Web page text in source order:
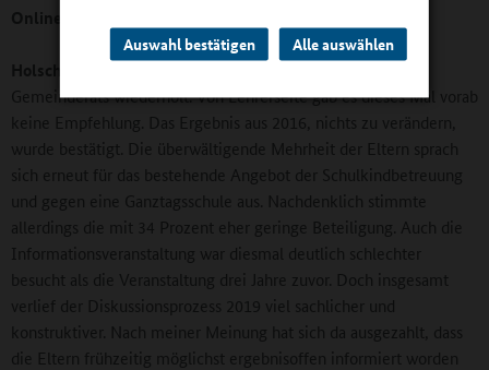
Auswahl bestätigen Alle auswählen
Online-Redaktion:
Holschuh:
2019 wurde die Umfrage auf Wunsch des
Gemeinderats wiederholt. Von Lehrerseite gab es dieses Mal vorab
keine Empfehlung. Das Ergebnis aus 2016, nichts zu verändern,
wurde bestätigt. Die überwältigende Mehrheit der Eltern sprach
sich erneut für das bestehende Angebot der Schulkindbetreuung
und gegen eine Ganztagsschule aus. Nachdenklich stimmte
allerdings die mit 34 Prozent eher geringe Beteiligung. Auch die
Informationsveranstaltung war diesmal deutlich schlechter
besucht als die Veranstaltung drei Jahre zuvor. Doch insgesamt
verlief der Diskussionsprozess 2019 viel sachlicher und
konstruktiver. Nach meiner Meinung hat sich da ausgezahlt, dass
die Eltern frühzeitig möglichst ergebnisoffen informiert worden